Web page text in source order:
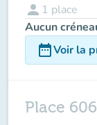
person 1 place
Aucun
date_rangeVoir la
Place